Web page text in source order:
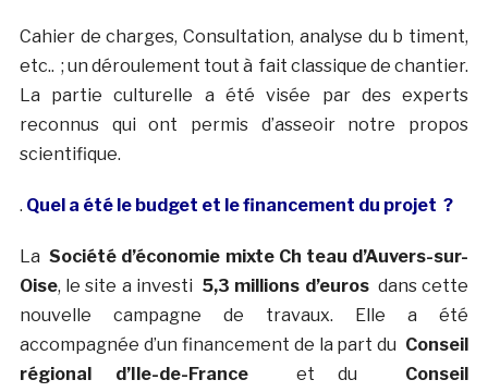
Cahier de charges, Consultation, analyse du b timent,
etc.. ; un déroulement tout à fait classique de chantier.
La partie culturelle a été visée par des experts
reconnus qui ont permis d’asseoir notre propos
scientifique.
. Quel a été le budget et le financement du projet ?
LaSociété d’économie mixte Ch teau d’Auvers-sur-
Oise, le site a investi 5,3 millions d’euros dans cette
nouvelle campagne de travaux. Elle a été
accompagnée d’un financement de la part du Conseil
régional d’Ile-de-France et du Conseil